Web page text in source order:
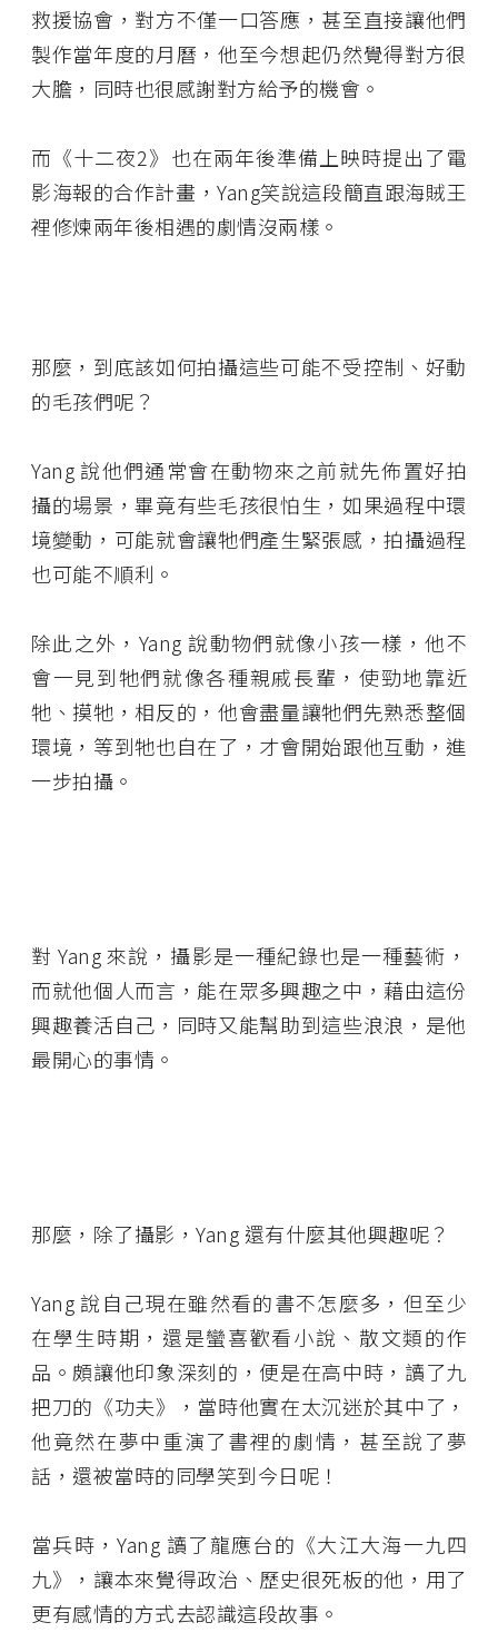
救援協會，對方不僅一口答應，甚至直接讓他們
製作當年度的月曆，他至今想起仍然覺得對方很
大膽，同時也很感謝對方給予的機會。
而《十二夜2》也在兩年後準備上映時提出了電
影海報的合作計畫，Yang笑說這段簡直跟海賊王
裡修煉兩年後相遇的劇情沒兩樣。
那麼，到底該如何拍攝這些可能不受控制、好動
的毛孩們呢？
Yang 說他們通常會在動物來之前就先佈置好拍
攝的場景，畢竟有些毛孩很怕生，如果過程中環
境變動，可能就會讓牠們產生緊張感，拍攝過程
也可能不順利。
除此之外，Yang 說動物們就像小孩一樣，他不
會一見到牠們就像各種親戚長輩，使勁地靠近
牠、摸牠，相反的，他會盡量讓牠們先熟悉整個
環境，等到牠也自在了，才會開始跟他互動，進
一步拍攝。
對 Yang 來說，攝影是一種紀錄也是一種藝術，
而就他個人而言，能在眾多興趣之中，藉由這份
興趣養活自己，同時又能幫助到這些浪浪，是他
最開心的事情。
那麼，除了攝影，Yang 還有什麼其他興趣呢？
Yang 說自己現在雖然看的書不怎麼多，但至少
在學生時期，還是蠻喜歡看小說、散文類的作
品。頗讓他印象深刻的，便是在高中時，讀了九
把刀的《功夫》，當時他實在太沉迷於其中了，
他竟然在夢中重演了書裡的劇情，甚至說了夢
話，還被當時的同學笑到今日呢！
當兵時，Yang 讀了龍應台的《大江大海一九四
九》，讓本來覺得政治、歷史很死板的他，用了
更有感情的方式去認識這段故事。